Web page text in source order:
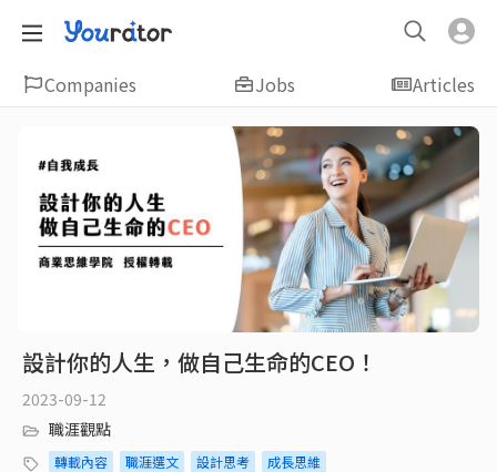
Companies Jobs Articles
設計你的人生，做自己生命的CEO！
2023-09-12
職涯觀點
轉載內容 職涯選文 設計思考 成長思維